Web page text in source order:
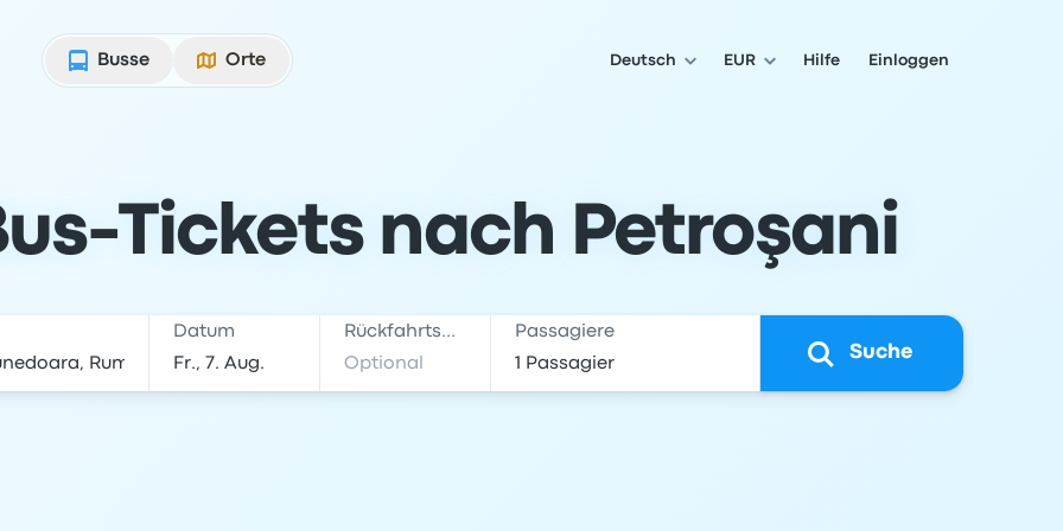
Busse
Orte Deutsch EUR Hilfe Einloggen
Tickets nach Petroşani
Datum Rückfahrtsdatum Passagiere
Suche